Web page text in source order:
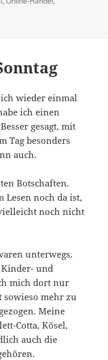
Handel – ein Problemfall,
wieder einmal
ich einen
gesagt, mit
Tag besonders
auch.
Botschaften.
Lesen noch da ist,
noch nicht
unterwegs.
und
mich dort nur
mehr zu
Meine
Cotta, Kösel,
auch die